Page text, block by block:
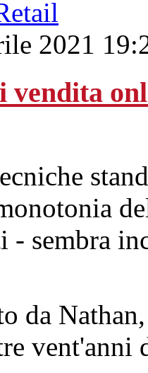
2021
sembra
da
vent'anni